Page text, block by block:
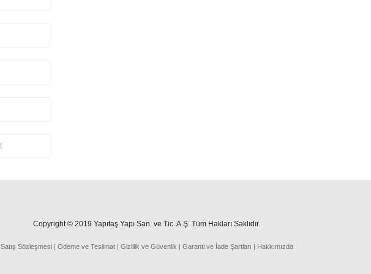
Copyright © 2019 Yapıtaş Yapı San. ve Tic. A.Ş. Tüm Hakları Saklıdır.
Satış Sözleşmesi| Ödeme ve Teslimat| Gizlilik ve Güvenlik Garanti ve İade Şartları Hakkımızda